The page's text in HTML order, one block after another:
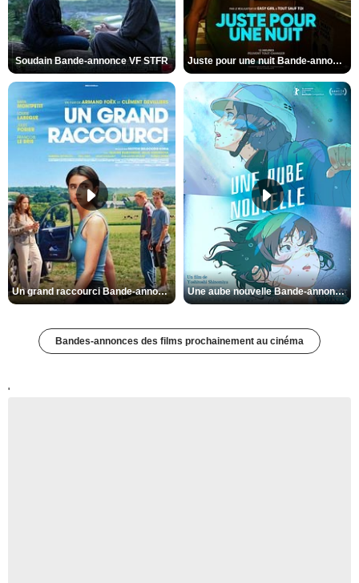
Soudain Bande-annonce VF STFR Juste pour une nuit Bande-annonce VO STFR
Un grand raccourci Bande-annonce VF Une aube nouvelle Bande-annonce VO STFR
Bandes-annonces des films prochainement au cinéma
'